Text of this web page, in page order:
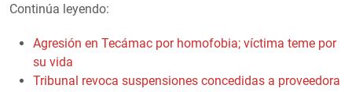
Continúa leyendo:
Agresión en Tecámac por homofobia; víctima teme por
su vida
Tribunal revoca suspensiones concedidas a proveedora